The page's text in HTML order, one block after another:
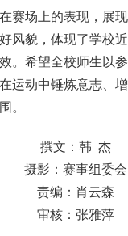
赛场上的表现，展
风貌，体现了学校
。希望全校师生以
运动中锤炼意志、
。
撰文：韩 杰
摄影：赛事组委会
责编：肖云森
审核：张雅萍